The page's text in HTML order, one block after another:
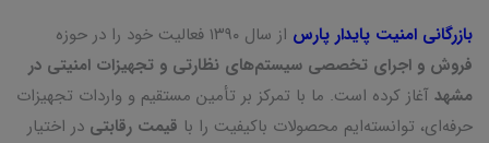
بازرگانی امنیت پایدار پارس از سال ۱۳۹۰ فعالیت خود را در حوزه
فروش و اجرای تخصصی سیستم‌های نظارتی و تجهیزات امنیتی در
مشهد آغاز کرده است. ما با تمرکز بر تأمین مستقیم و واردات تجهیزات
حرفه‌ای، توانسته‌ایم محصولات باکیفیت را با قیمت رقابتی در اختیار